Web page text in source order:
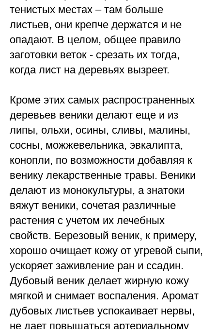
тенистых местах – там больше
листьев, они крепче держатся и не
опадают. В целом, общее правило
заготовки веток - срезать их тогда,
когда лист на деревьях вызреет.
Кроме этих самых распространенных
деревьев веники делают еще и из
липы, ольхи, осины, сливы, малины,
сосны, можжевельника, эвкалипта,
конопли, по возможности добавляя к
венику лекарственные травы. Веники
делают из монокультуры, а знатоки
вяжут веники, сочетая различные
растения с учетом их лечебных
свойств. Березовый веник, к примеру,
хорошо очищает кожу от угревой сыпи,
ускоряет заживление ран и ссадин.
Дубовый веник делает жирную кожу
мягкой и снимает воспаления. Аромат
дубовых листьев успокаивает нервы,
не дает повышаться артериальному